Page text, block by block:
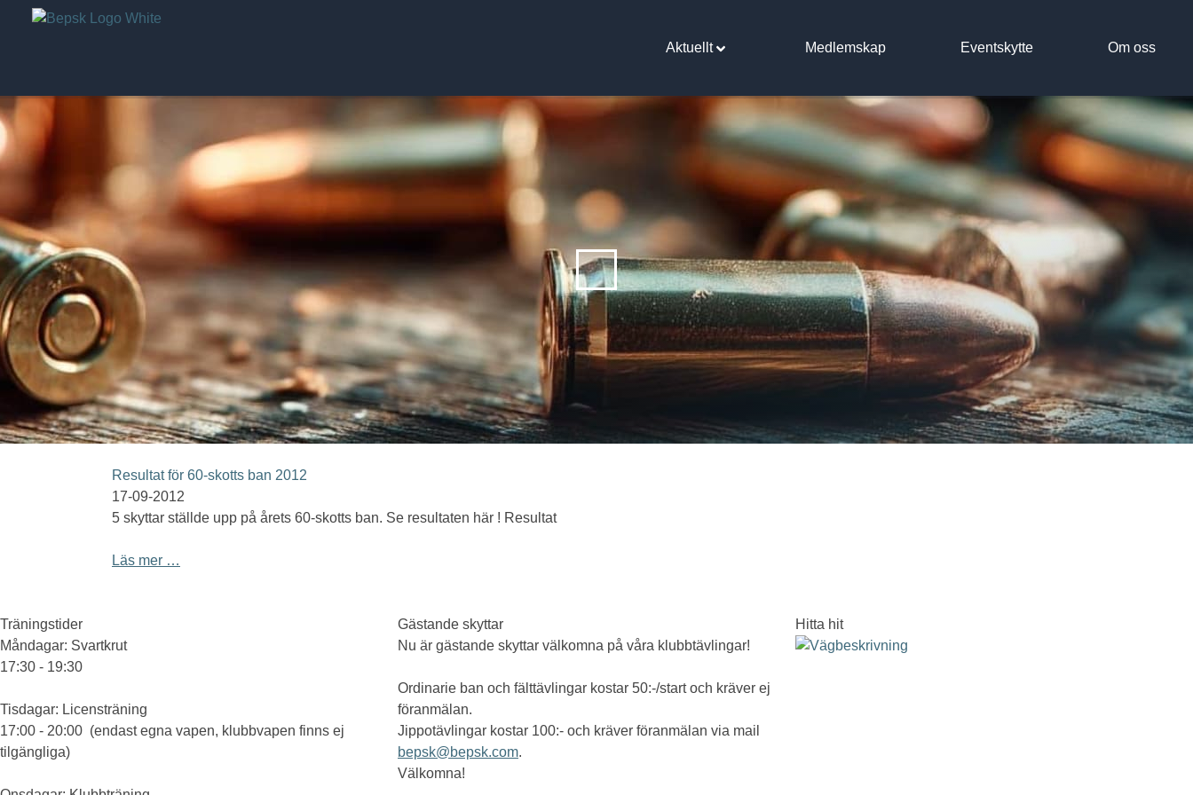
Aktuellt Medlemskap Eventskytte Om oss
Resultat för 60-skotts ban 2012
17-09-2012
5 skyttar ställde upp på årets 60-skotts ban. Se resultaten här ! Resultat
Läs mer …
Träningstider
Måndagar: Svartkrut
17:30 - 19:30
Tisdagar: Licensträning
17:00 - 20:00 (endast egna vapen, klubbvapen finns ej
tilgängliga)
Gästande skyttar
Nu är gästande skyttar välkomna på våra klubbtävlingar!
Ordinarie ban och fälttävlingar kostar 50:-/start och kräver ej
föranmälan.
Jippotävlingar kostar 100:- och kräver föranmälan via mail
bepsk@bepsk.com.
Välkomna!
Hitta hit